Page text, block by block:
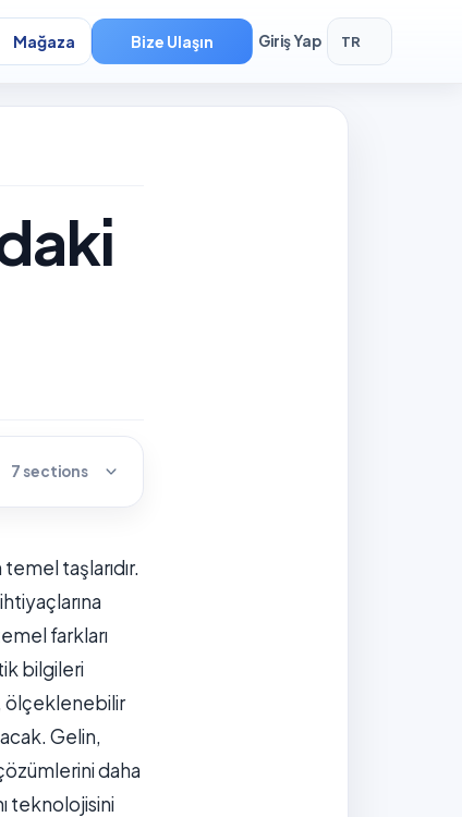
Mağaza Bize Ulaşın Giriş Yap TR
7 sections
taşlarıdır.
farkları
bilgileri
ölçeklenebilir
Gelin,
daha
teknolojisini